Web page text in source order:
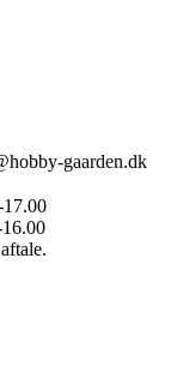
gaarden.dk